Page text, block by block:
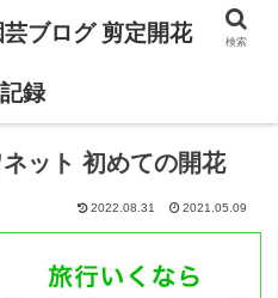
ット 初めての開花
2022.08.31 2021.05.09
ブログ 剪定開花
録
検索